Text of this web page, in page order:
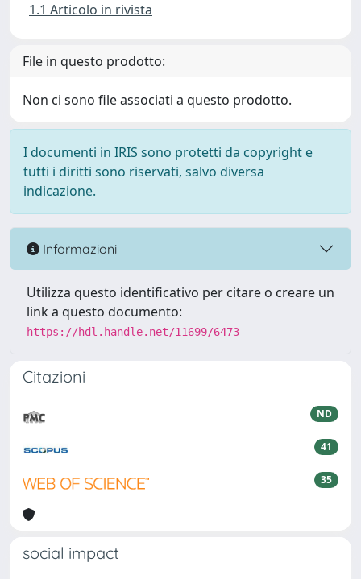
1.1 Articolo in rivista
File in questo prodotto:
Non ci sono file associati a questo prodotto.
I documenti in IRIS sono protetti da copyright e
tutti i diritti sono riservati, salvo diversa
indicazione.
Informazioni
Utilizza questo identificativo per citare o creare un
link a questo documento:
https://hdl.handle.net/11699/6473
Citazioni
ND
41
35
social impact